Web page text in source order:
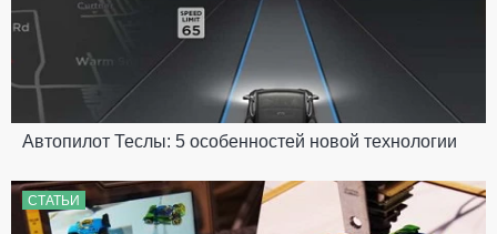
Автопилот Теслы: 5 особенностей новой технологии
СТАТЬИ